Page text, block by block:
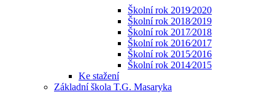
Školní rok 2019⁄2020
Školní rok 2018⁄2019
Školní rok 2017⁄2018
Školní rok 2016⁄2017
Školní rok 2015⁄2016
Školní rok 2014⁄2015
Ke stažení
Základní škola T.G. Masaryka